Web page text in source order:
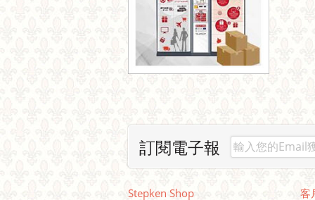
訂閱電子報
Stepken Shop 客